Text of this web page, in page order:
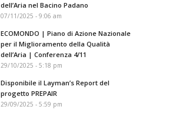
dell’Aria nel Bacino Padano
07/11/2025 - 9:06 am
ECOMONDO | Piano di Azione Nazionale
per il Miglioramento della Qualità
dell’Aria | Conferenza 4/11
29/10/2025 - 5:18 pm
Disponibile il Layman’s Report del
progetto PREPAIR
29/09/2025 - 5:59 pm